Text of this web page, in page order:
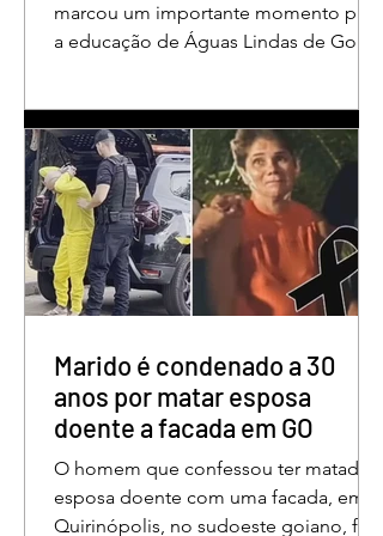
marcou um importante momento para
a educação de Águas Lindas de Goiás,
para promover conhecimento,
reflexão, troca de experiências e
valorização daqueles que exercem um
papel fundamental na formação das
futuras gerações. Durante o evento, o
secretário municipal de Educação,
Denildson Oliveira, destacou que o
aos educadores muito mais do que
Marido é condenado a 30
anos por matar esposa
doente a facada em GO
O homem que confessou ter matado a
esposa doente com uma facada, em
Quirinópolis, no sudoeste goiano, foi